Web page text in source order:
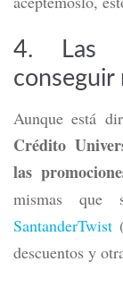
4. Las
conseguir
Aunque está
Crédito
las
mismas que
SantanderTwist
descuentos y